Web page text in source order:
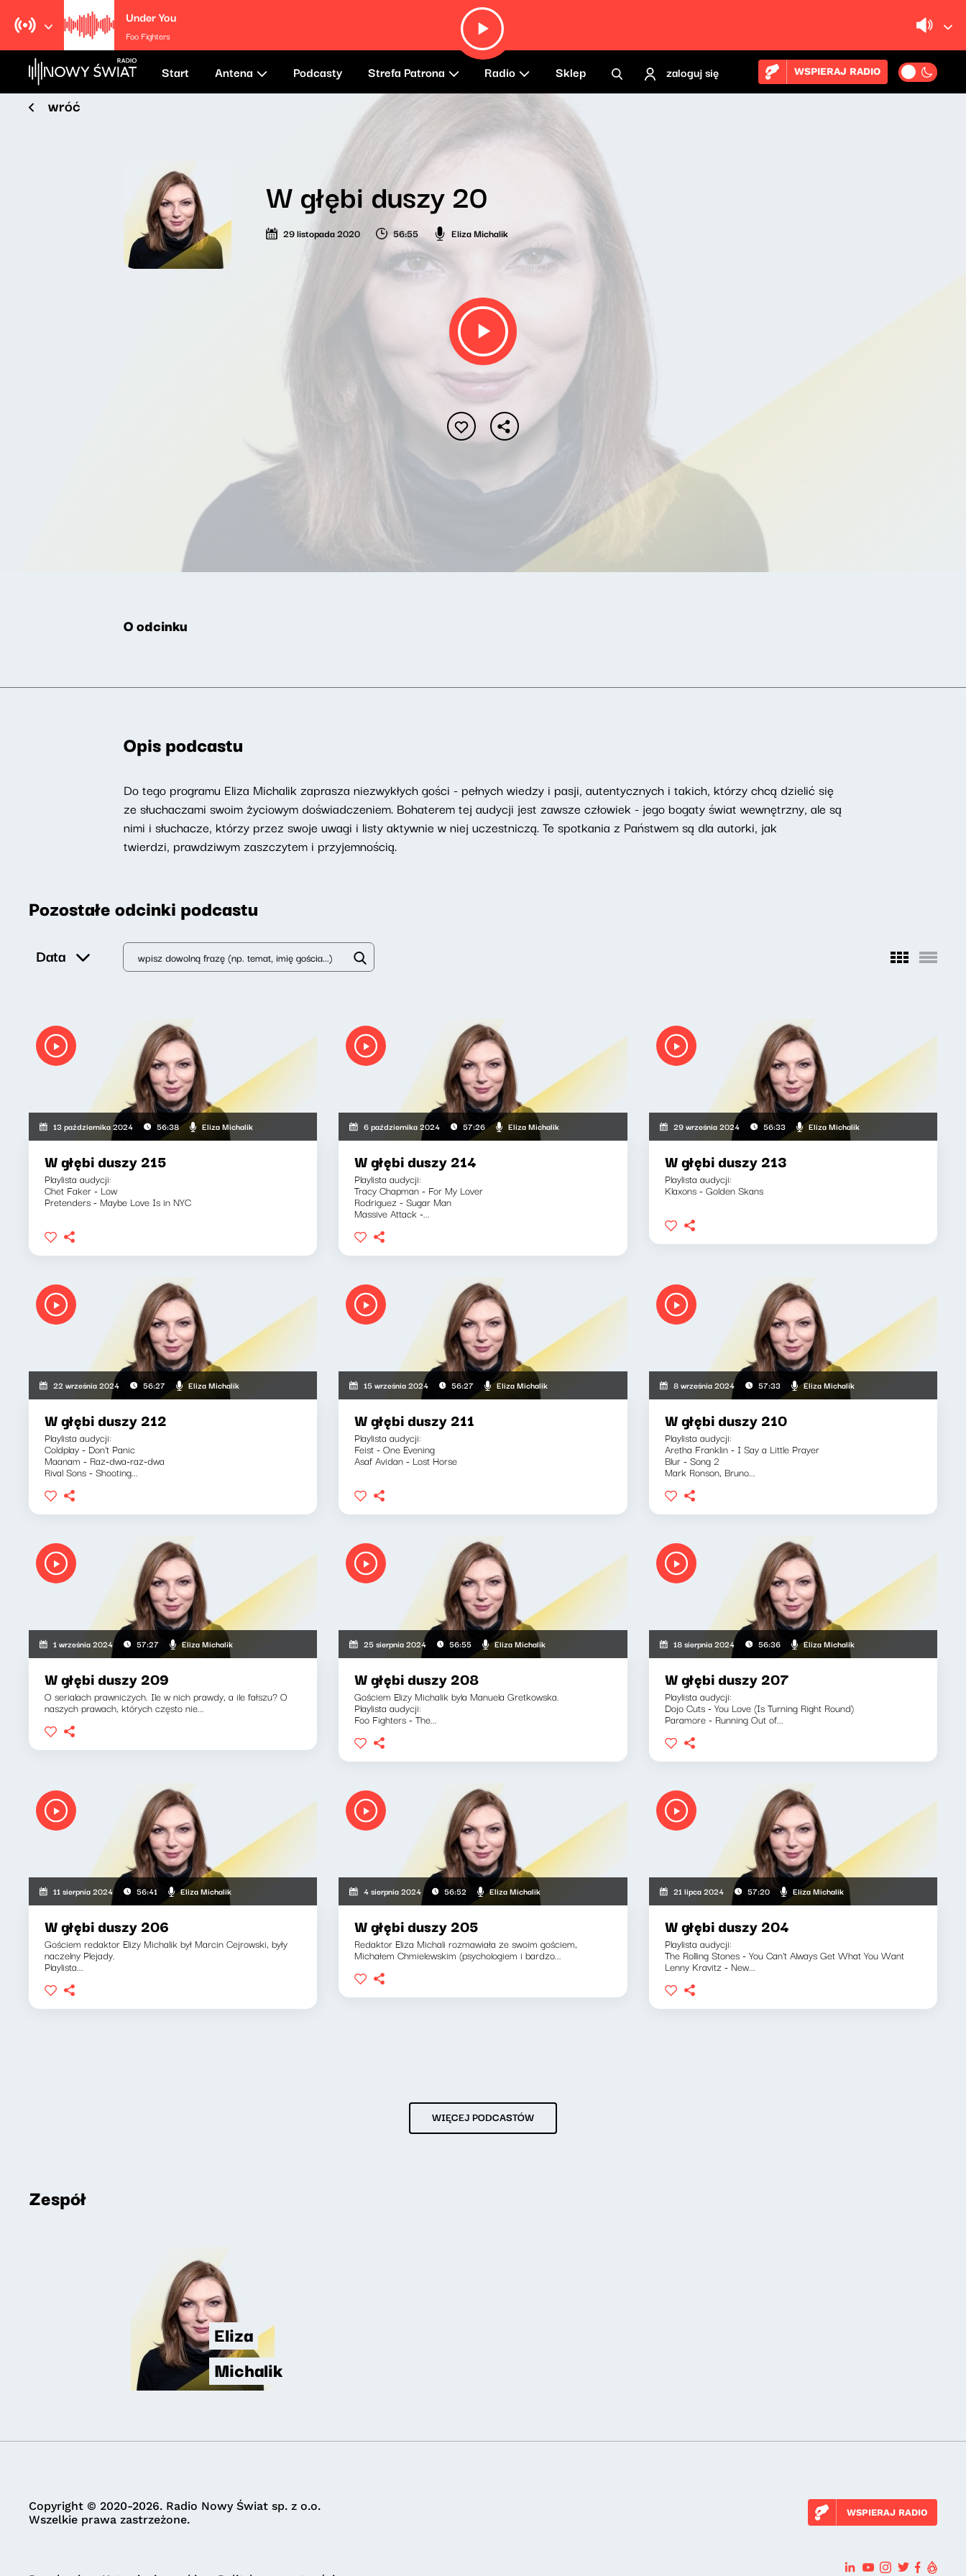
Under You
Foo Fighters
Start Antena Podcasty Strefa Patrona Radio Sklep zaloguj się WSPIERAJ RADIO
wróć
W głębi duszy 20
29 listopada 2020 56:55 Eliza Michalik
O odcinku
Opis podcastu
Do tego programu Eliza Michalik zaprasza niezwykłych gości - pełnych wiedzy i pasji, autentycznych i takich, którzy chcą dzielić się
ze słuchaczami swoim życiowym doświadczeniem. Bohaterem tej audycji jest zawsze człowiek - jego bogaty świat wewnętrzny, ale są
nimi i słuchacze, którzy przez swoje uwagi i listy aktywnie w niej uczestniczą. Te spotkania z Państwem są dla autorki, jak
twierdzi, prawdziwym zaszczytem i przyjemnością.
Pozostałe odcinki podcastu
Data
13 października 2024 56:38 Eliza Michalik
W głębi duszy 215
Playlista audycji:
Chet Faker - Low
Pretenders - Maybe Love Is in NYC
6 października 2024 57:26 Eliza Michalik
W głębi duszy 214
Playlista audycji:
Tracy Chapman - For My Lover
Rodriguez - Sugar Man
Massive Attack -...
29 września 2024 56:33 Eliza Michalik
W głębi duszy 213
Playlista audycji:
Klaxons - Golden Skans
22 września 2024 56:27 Eliza Michalik
W głębi duszy 212
Playlista audycji:
Coldplay - Don't Panic
Maanam - Raz-dwa-raz-dwa
Rival Sons - Shooting...
15 września 2024 56:27 Eliza Michalik
W głębi duszy 211
Playlista audycji:
Feist - One Evening
Asaf Avidan - Lost Horse
8 września 2024 57:33 Eliza Michalik
W głębi duszy 210
Playlista audycji:
Aretha Franklin - I Say a Little Prayer
Blur - Song 2
Mark Ronson, Bruno...
1 września 2024 57:27 Eliza Michalik
W głębi duszy 209
O serialach prawniczych. Ile w nich prawdy, a ile fałszu? O
naszych prawach, których często nie...
25 sierpnia 2024 56:55 Eliza Michalik
W głębi duszy 208
Gościem Elizy Michalik byla Manuela Gretkowska.
Playlista audycji:
Foo Fighters - The...
18 sierpnia 2024 56:36 Eliza Michalik
W głębi duszy 207
Playlista audycji:
Dojo Cuts - You Love (Is Turning Right Round)
Paramore - Running Out of...
11 sierpnia 2024 56:41 Eliza Michalik
W głębi duszy 206
Gościem redaktor Elizy Michalik był Marcin Cejrowski, były
naczelny Plejady.
Playlista...
4 sierpnia 2024 56:52 Eliza Michalik
W głębi duszy 205
Redaktor Eliza Michali rozmawiała ze swoim gościem,
Michałem Chmielewskim (psychologiem i bardzo...
21 lipca 2024 57:20 Eliza Michalik
W głębi duszy 204
Playlista audycji:
The Rolling Stones - You Can't Always Get What You Want
Lenny Kravitz - New...
WIĘCEJ PODCASTÓW
Zespół
Eliza
Michalik
Copyright © 2020-2026. Radio Nowy Świat sp. z o.o.
Wszelkie prawa zastrzeżone.
WSPIERAJ RADIO